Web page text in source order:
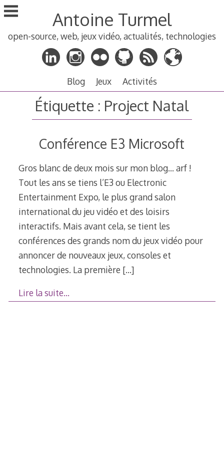
Aller
au
principal
Antoine Turmel
open-source, web, jeux vidéo, actualités, technologies
Blog Jeux Activités
Étiquette : Project Natal
Conférence E3 Microsoft
Gros blanc de deux mois sur mon blog… arf !
Tout les ans se tiens l’E3 ou Electronic
Entertainment Expo, le plus grand salon
international du jeu vidéo et des loisirs
interactifs. Mais avant cela, se tient les
conférences des grands nom du jeux vidéo pour
annoncer de nouveaux jeux, consoles et
technologies. La première […]
Lire la suite…